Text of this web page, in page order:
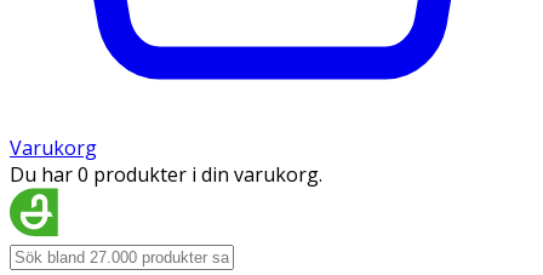
Varukorg
Du har 0 produkter i din varukorg.